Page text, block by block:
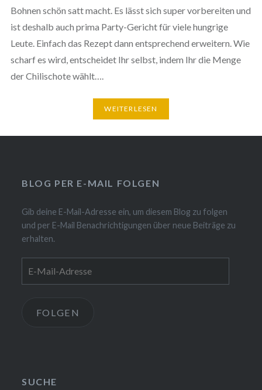
Bohnen schön satt macht. Es lässt sich super vorbereiten und
ist deshalb auch prima Party-Gericht für viele hungrige
Leute. Einfach das Rezept dann entsprechend erweitern. Wie
scharf es wird, entscheidet Ihr selbst, indem Ihr die Menge
der Chilischote wählt….
WEITERLESEN
BLOG PER E-MAIL FOLGEN
Gib deine E-Mail-Adresse ein, um diesem Blog zu folgen
und per E-Mail Benachrichtigungen über neue Beiträge zu
erhalten.
Mail-
FOLGEN
SUCHE